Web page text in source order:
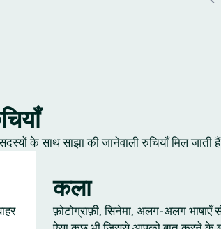
के साथ साझा की जानेवाली रुचियाँ मिल जाती
कला
फ़ोटोग्राफ़ी, सिनेमा, अलग-अलग भाषाएँ